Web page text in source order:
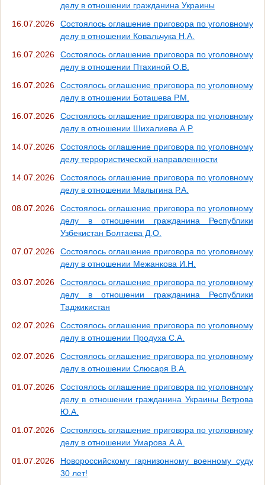
делу в отношении гражданина Украины
16.07.2026
Состоялось оглашение приговора по уголовному
делу в отношении Ковальчука Н.А.
16.07.2026
Состоялось оглашение приговора по уголовному
делу в отношении Птахиной О.В.
16.07.2026
Состоялось оглашение приговора по уголовному
делу в отношении Боташева Р.М.
16.07.2026
Состоялось оглашение приговора по уголовному
делу в отношении Шихалиева А.Р.
14.07.2026
Состоялось оглашение приговора по уголовному
делу террористической направленности
14.07.2026
Состоялось оглашение приговора по уголовному
делу в отношении Малыгина Р.А.
08.07.2026
Состоялось оглашение приговора по уголовному
делу в отношении гражданина Республики
Узбекистан Болтаева Д.О.
07.07.2026
Состоялось оглашение приговора по уголовному
делу в отношении Межанкова И.Н.
03.07.2026
Состоялось оглашение приговора по уголовному
делу в отношении гражданина Республики
Таджикистан
02.07.2026
Состоялось оглашение приговора по уголовному
делу в отношении Продуха С.А.
02.07.2026
Состоялось оглашение приговора по уголовному
делу в отношении Слюсаря В.А.
01.07.2026
Состоялось оглашение приговора по уголовному
делу в отношении гражданина Украины Ветрова
Ю.А.
01.07.2026
Состоялось оглашение приговора по уголовному
делу в отношении Умарова А.А.
01.07.2026
Новороссийскому гарнизонному военному суду
30 лет!